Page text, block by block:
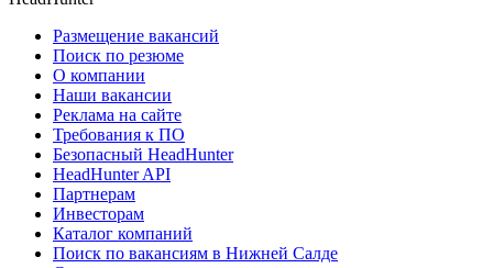
Размещение вакансий
Поиск по резюме
О компании
Наши вакансии
Реклама на сайте
Требования к ПО
Безопасный HeadHunter
HeadHunter API
Партнерам
Инвесторам
Каталог компаний
Поиск по вакансиям в Нижней Салде